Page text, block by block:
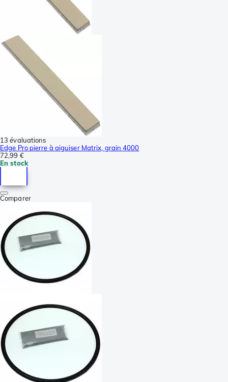
13 évaluations
Edge Pro pierre à aiguiser Matrix, grain 4000
72,99 €
En stock
Comparer